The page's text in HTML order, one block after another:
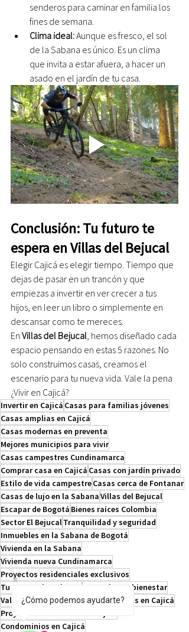
senderos para caminar en familia los
fines de semana.
Clima ideal: Aunque es fresco, el sol
de la Sabana es único. Es un clima
que invita a estar afuera, a hacer un
asado en el jardín de tu casa.
Conclusión: Tu futuro te
espera en Villas del Bejucal
Elegir Cajicá es elegir tiempo. Tiempo que
dejas de pasar en un trancón y que
empiezas a invertir en ver crecer a tus
hijos, en leer un libro o simplemente en
descansar como te mereces.
En Villas del Bejucal , hemos diseñado cada
espacio pensando en estas 5 razones. No
solo construimos casas, creamos el
escenario para tu nueva vida. Vale la pena
¿Vivir en Cajicá?
Invertir en Cajicá Casas para familias jóvenes
Casas amplias en Cajicá
Casas modernas en preventa
Mejores municipios para vivir
Casas campestres Cundinamarca
Comprar casa en Cajicá Casas con jardín privado
Estilo de vida campestreCasas cerca de Fontanar
Casas de lujo en la SabanaVillas del Bejucal
Escapar de Bogotá Bienes raíces Colombia
Sector El BejucalTranquilidad y seguridad
Inmuebles en la Sabana de Bogotá
Vivienda en la Sabana
Vivienda nueva Cundinamarca
Proyectos residenciales exclusivos
Tu casa en la Sabana.
Naturaleza y bienestar
Valorización en CajicáVenta de casas en Cajicá
Proyectos de vivienda en Cajicá
Condominios en Cajicá
¿Cómo podemos ayudarte?